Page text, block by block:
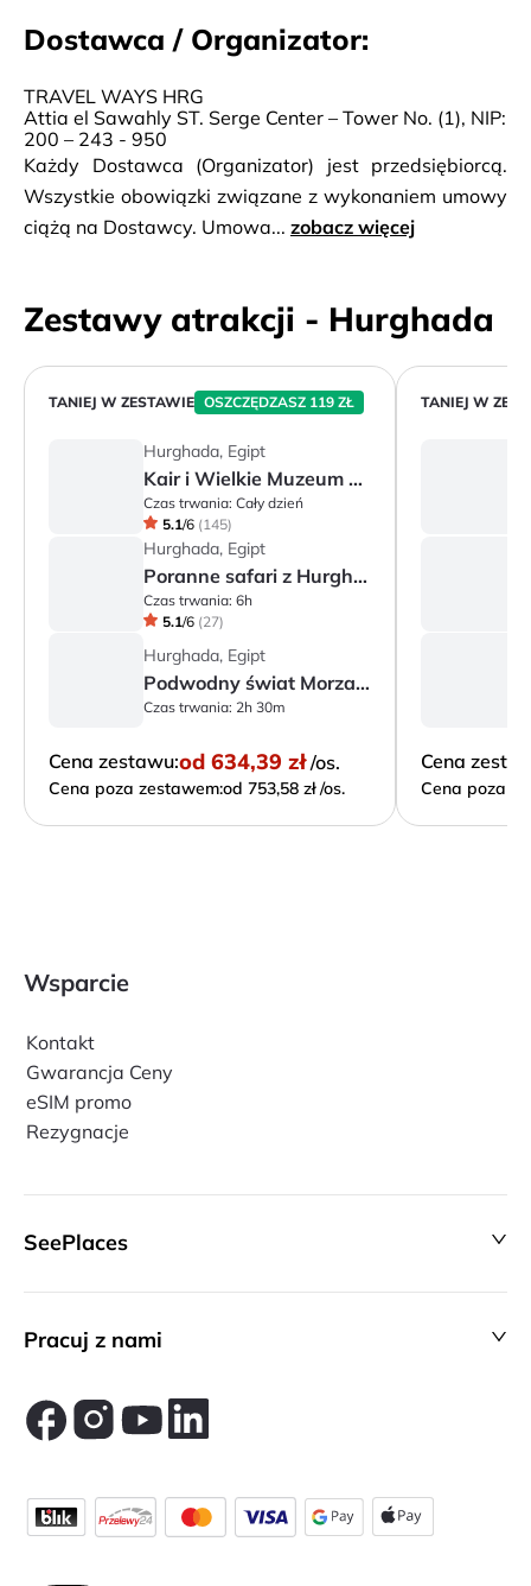
Dostawca / Organizator:
TRAVEL WAYS HRG
Attia el Sawahly ST. Serge Center – Tower No. (1), NIP:
200 – 243 - 950
Każdy Dostawca (Organizator) jest przedsiębiorcą.
Wszystkie obowiązki związane z wykonaniem umowy
ciążą na Dostawcy. Umowa... zobacz więcej
Zestawy atrakcji - Hurghada
TANIEJ W ZESTAWIE OSZCZĘDZASZ 119 ZŁ
Hurghada, Egipt
Kair i Wielkie Muzeum Egipskie
Czas trwania: Cały dzień
5.1/6 (145)
Hurghada, Egipt
Poranne safari z Hurghady
Czas trwania: 6h
5.1/6 (27)
Hurghada, Egipt
Podwodny świat Morza Czerwonego
Czas trwania: 2h 30m
Cena zestawu:od 634,39 zł /os.
Cena poza zestawem:od 753,58 zł /os.
TANIEJ W
Cena
Cena poza
Wsparcie
Kontakt
Gwarancja Ceny
eSIM promo
Rezygnacje
SeePlaces
Pracuj z nami